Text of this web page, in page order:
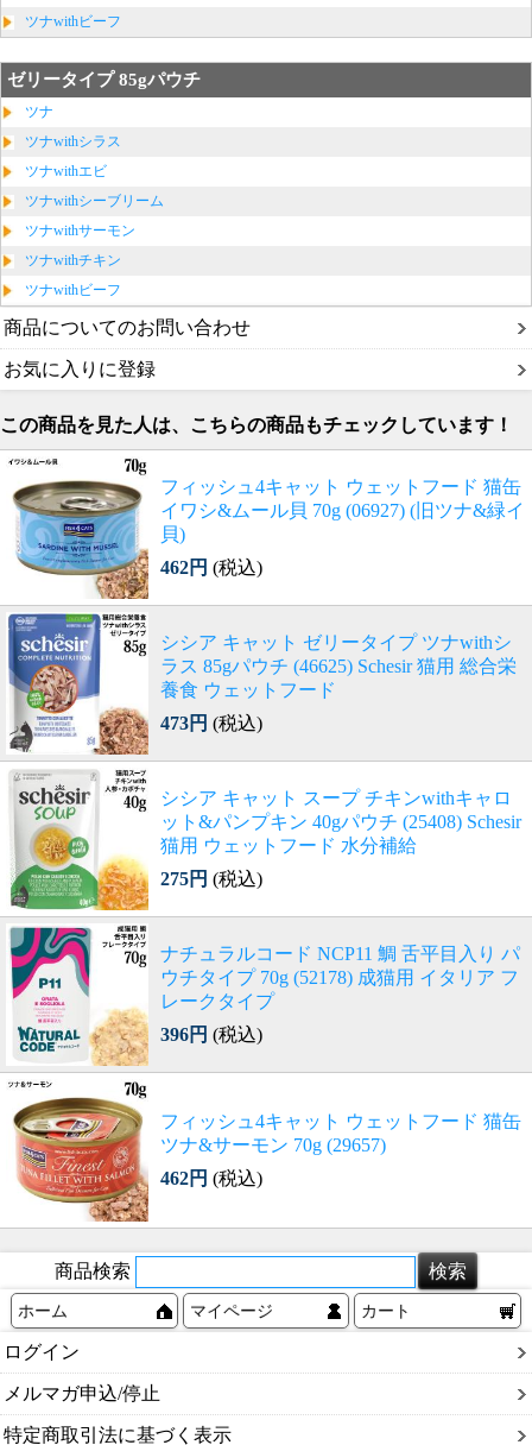
ツナwithビーフ
ゼリータイプ 85gパウチ
ツナ
ツナwithシラス
ツナwithエビ
ツナwithシーブリーム
ツナwithサーモン
ツナwithチキン
ツナwithビーフ
商品についてのお問い合わせ
お気に入りに登録
この商品を見た人は、こちらの商品もチェックしています！
フィッシュ4キャット ウェットフード 猫缶
イワシ&ムール貝 70g (06927) (旧ツナ&緑イ
貝)
462円 (税込)
シシア キャット ゼリータイプ ツナwithシ
ラス 85gパウチ (46625) Schesir 猫用 総合栄
養食 ウェットフード
473円 (税込)
シシア キャット スープ チキンwithキャロ
ット&パンプキン 40gパウチ (25408) Schesir
猫用 ウェットフード 水分補給
275円 (税込)
ナチュラルコード NCP11 鯛 舌平目入り パ
ウチタイプ 70g (52178) 成猫用 イタリア フ
レークタイプ
396円 (税込)
フィッシュ4キャット ウェットフード 猫缶
ツナ&サーモン 70g (29657)
462円 (税込)
商品検索
ホーム マイページ カート
ログイン
メルマガ申込/停止
特定商取引法に基づく表示